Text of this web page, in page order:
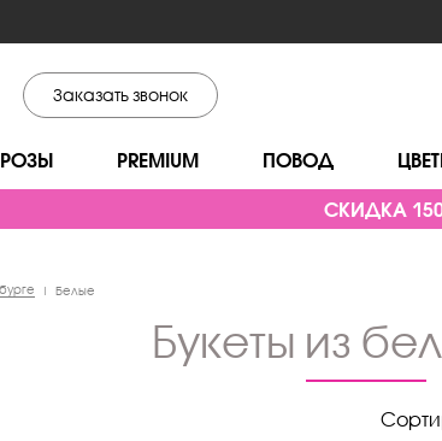
Заказать звонок
РОЗЫ PREMIUM ПОВОД
СКИДКА
| Белые
Букеты из